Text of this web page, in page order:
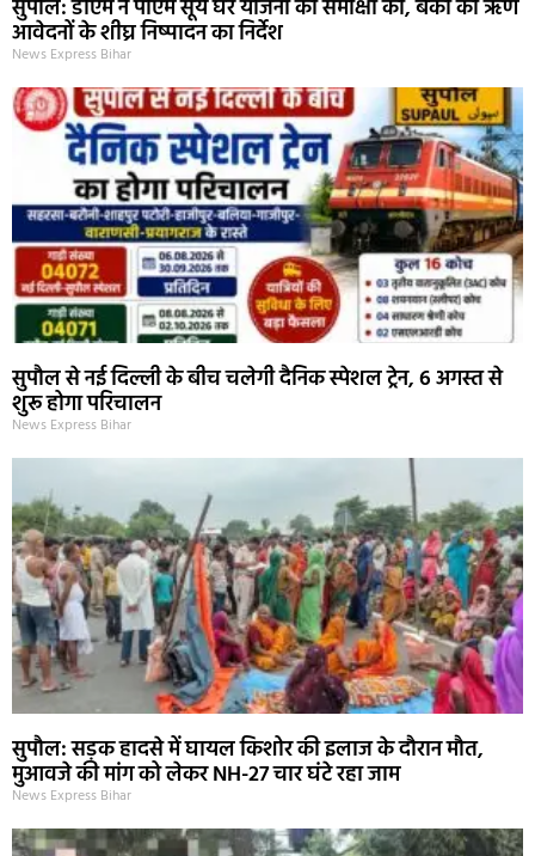
सुपौल: डीएम ने पीएम सूर्य घर योजना की समीक्षा की, बैंकों को ऋण
आवेदनों के शीघ्र निष्पादन का निर्देश
News Express Bihar
सुपौल से नई दिल्ली के बीच चलेगी दैनिक स्पेशल ट्रेन, 6 अगस्त से
शुरू होगा परिचालन
News Express Bihar
सुपौल: सड़क हादसे में घायल किशोर की इलाज के दौरान मौत,
मुआवजे की मांग को लेकर NH-27 चार घंटे रहा जाम
News Express Bihar